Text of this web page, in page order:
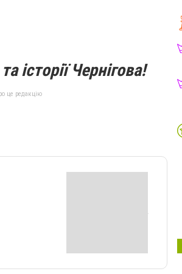
історії Чернігова!
це редакцію